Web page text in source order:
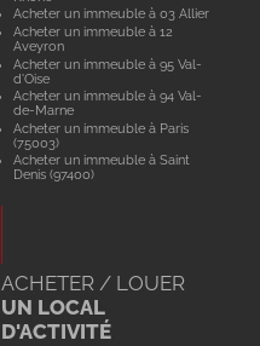
Acheter un immeuble à 03 Allier
Acheter un immeuble à 12
Aveyron
Acheter un immeuble à 95 Val-
d'Oise
Acheter un immeuble à 94 Val-
de-Marne
Acheter un immeuble à Paris
(75003)
Acheter un immeuble à Saint
Denis (97400)
ACHETER / LOUER
UN LOCAL
D'ACTIVITÉ